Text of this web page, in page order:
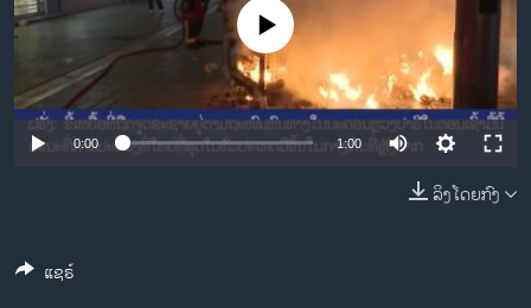
ວິທະຍາສາດ-ເທັກໂນໂລຈີ
ທຸລະກິດ
ພາສາອັງກິດ
ວີດີໂອ
ລາຍງານ
No media source currently available
0:00 1:00
ລິງໂດຍກົງ
ແຊຣ໌